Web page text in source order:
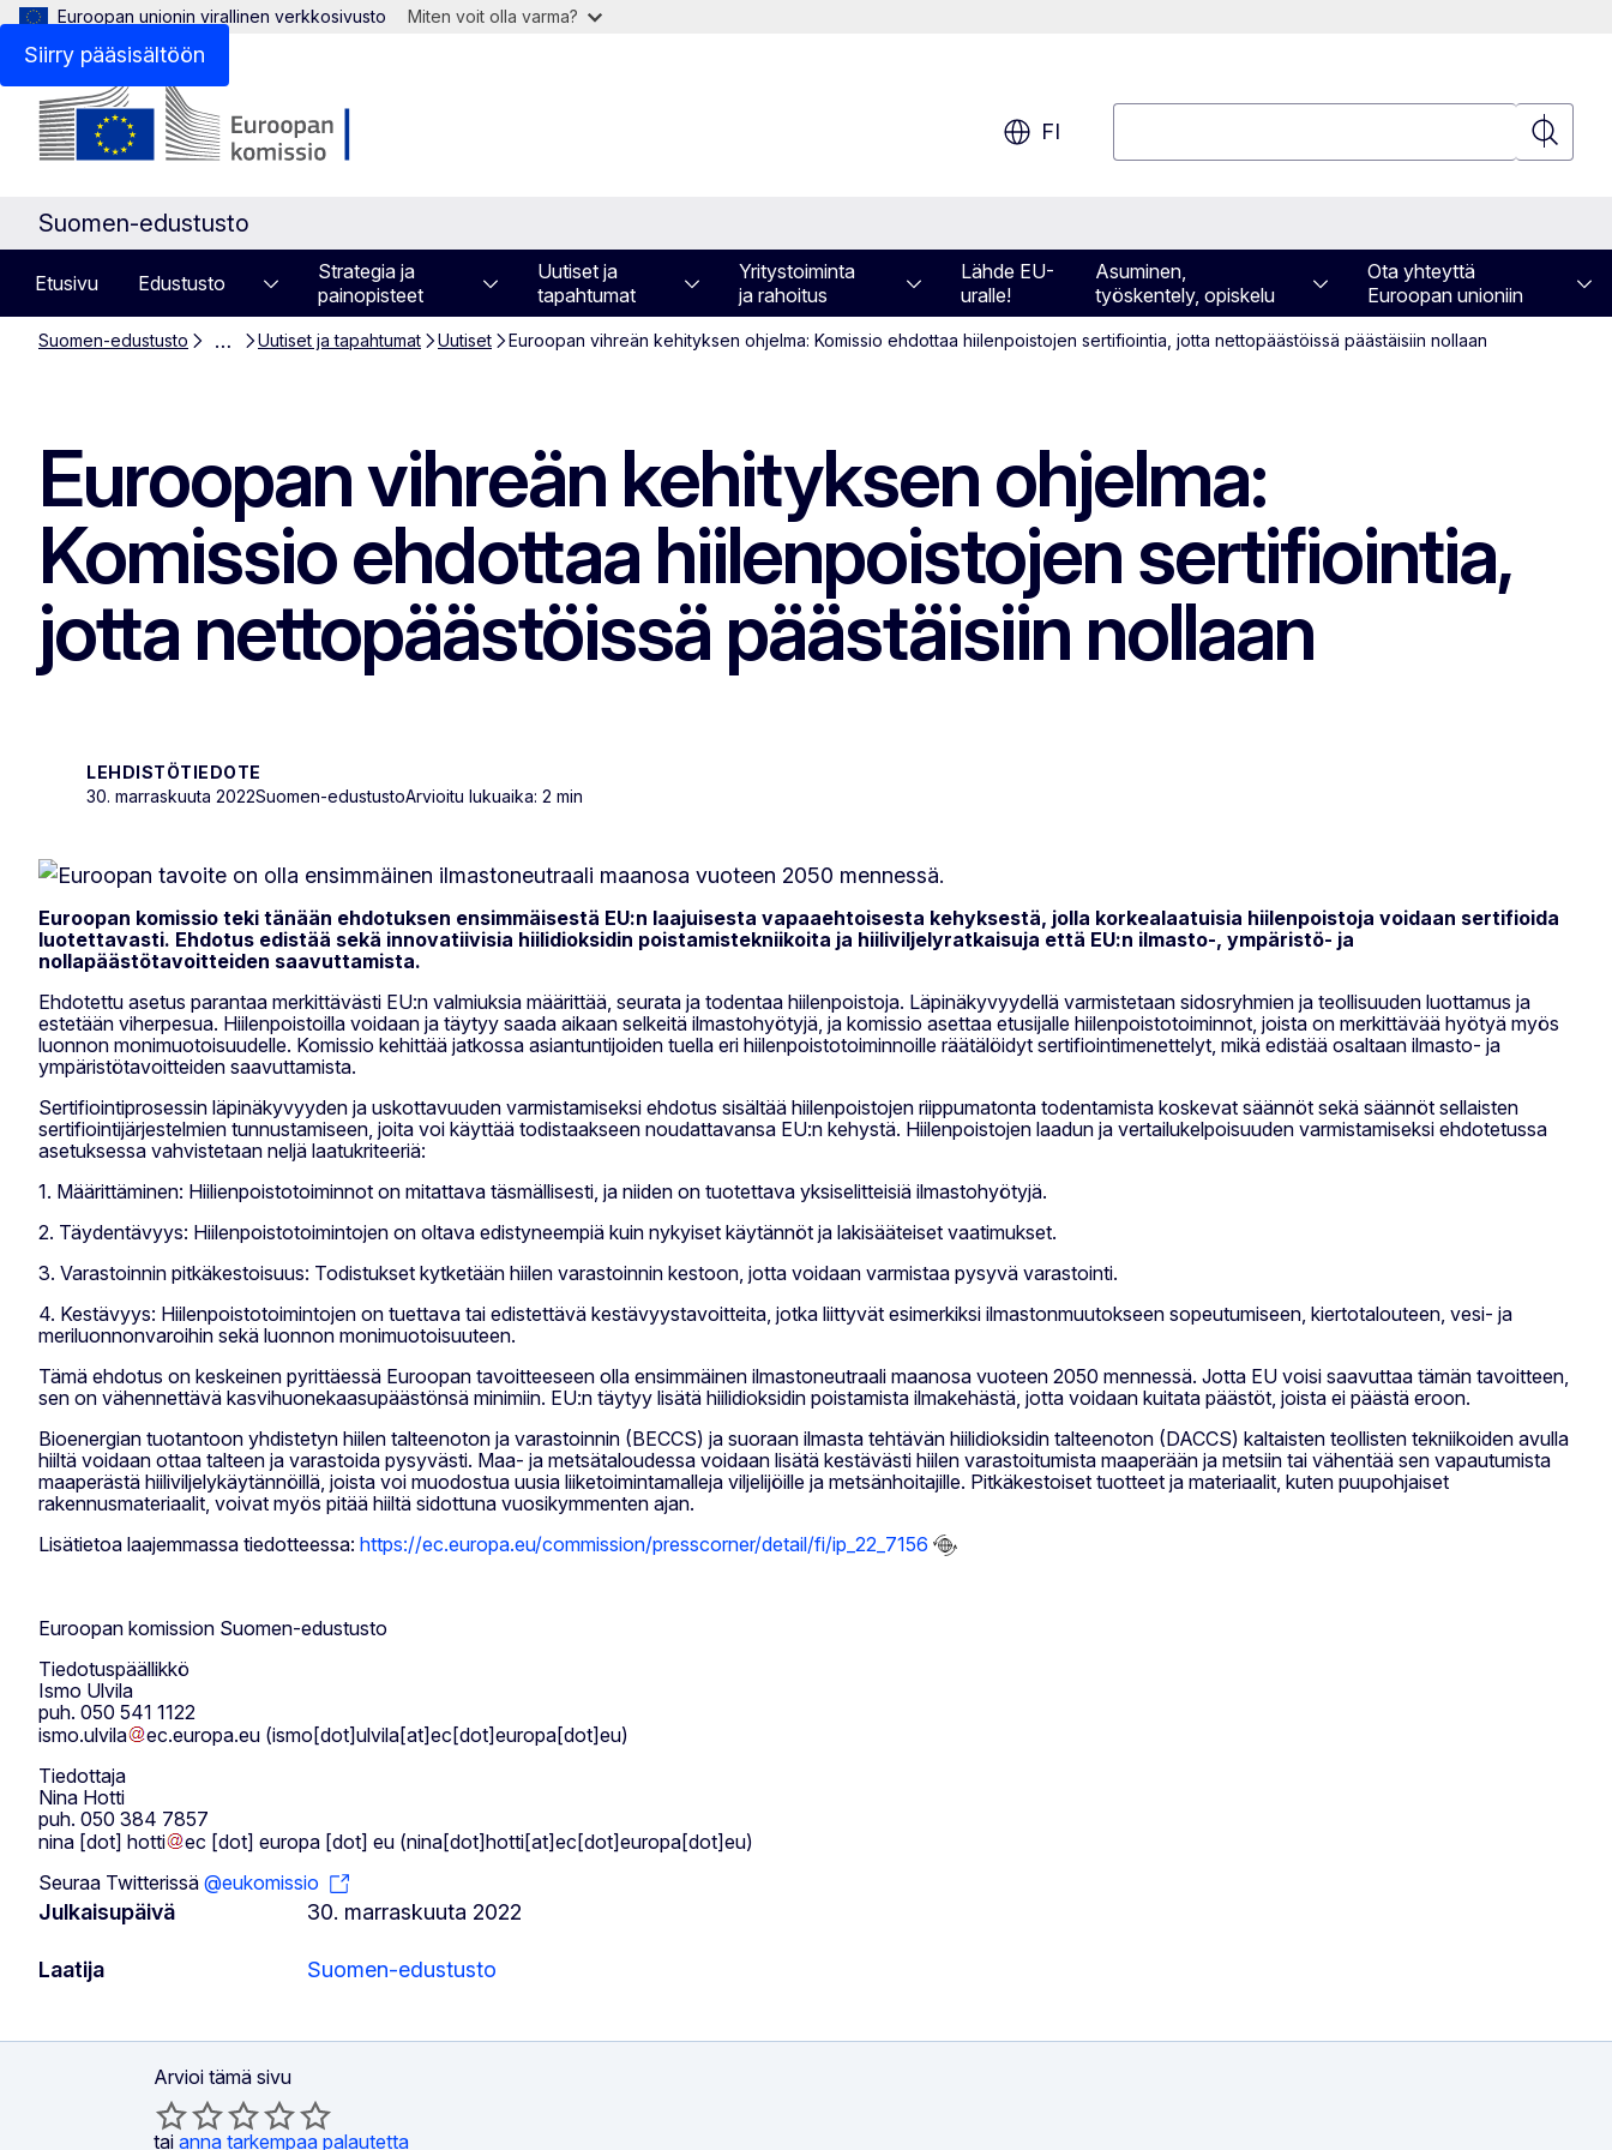
Siirry pääsisältöön
Euroopan unionin virallinen verkkosivusto Miten voit olla varma?
FI
Hae
Suomen-edustusto
Etusivu Edustusto
Strategia ja
painopisteet
Uutiset ja
tapahtumat
Yritystoiminta
ja rahoitus
Lähde EU-
uralle!
Asuminen,
työskentely, opiskelu
Ota yhteyttä
Euroopan unioniin
Suomen-edustusto … Uutiset ja tapahtumat Uutiset ​​​​​​​Euroopan vihreän kehityksen ohjelma: Komissio ehdottaa hiilenpoistojen sertifiointia, jotta nettopäästöissä päästäisiin nollaan
​​​​​​​Euroopan vihreän kehityksen ohjelma:
Komissio ehdottaa hiilenpoistojen sertifiointia,
jotta nettopäästöissä päästäisiin nollaan
LEHDISTÖTIEDOTE
30. marraskuuta 2022Suomen-edustustoArvioitu lukuaika: 2 min
Euroopan komissio teki tänään ehdotuksen ensimmäisestä EU:n laajuisesta vapaaehtoisesta kehyksestä, jolla korkealaatuisia hiilenpoistoja voidaan sertifioida
luotettavasti. Ehdotus edistää sekä innovatiivisia hiilidioksidin poistamistekniikoita ja hiiliviljelyratkaisuja että EU:n ilmasto-, ympäristö- ja
nollapäästötavoitteiden saavuttamista.
Ehdotettu asetus parantaa merkittävästi EU:n valmiuksia määrittää, seurata ja todentaa hiilenpoistoja. Läpinäkyvyydellä varmistetaan sidosryhmien ja teollisuuden luottamus ja
estetään viherpesua. Hiilenpoistoilla voidaan ja täytyy saada aikaan selkeitä ilmastohyötyjä, ja komissio asettaa etusijalle hiilenpoistotoiminnot, joista on merkittävää hyötyä myös
luonnon monimuotoisuudelle. Komissio kehittää jatkossa asiantuntijoiden tuella eri hiilenpoistotoiminnoille räätälöidyt sertifiointimenettelyt, mikä edistää osaltaan ilmasto- ja
ympäristötavoitteiden saavuttamista.
Sertifiointiprosessin läpinäkyvyyden ja uskottavuuden varmistamiseksi ehdotus sisältää hiilenpoistojen riippumatonta todentamista koskevat säännöt sekä säännöt sellaisten
sertifiointijärjestelmien tunnustamiseen, joita voi käyttää todistaakseen noudattavansa EU:n kehystä. Hiilenpoistojen laadun ja vertailukelpoisuuden varmistamiseksi ehdotetussa
asetuksessa vahvistetaan neljä laatukriteeriä:
1. Määrittäminen: Hiilienpoistotoiminnot on mitattava täsmällisesti, ja niiden on tuotettava yksiselitteisiä ilmastohyötyjä.
2. Täydentävyys: Hiilenpoistotoimintojen on oltava edistyneempiä kuin nykyiset käytännöt ja lakisääteiset vaatimukset.
3. Varastoinnin pitkäkestoisuus: Todistukset kytketään hiilen varastoinnin kestoon, jotta voidaan varmistaa pysyvä varastointi.
4. Kestävyys: Hiilenpoistotoimintojen on tuettava tai edistettävä kestävyystavoitteita, jotka liittyvät esimerkiksi ilmastonmuutokseen sopeutumiseen, kiertotalouteen, vesi- ja
meriluonnonvaroihin sekä luonnon monimuotoisuuteen.
Tämä ehdotus on keskeinen pyrittäessä Euroopan tavoitteeseen olla ensimmäinen ilmastoneutraali maanosa vuoteen 2050 mennessä. Jotta EU voisi saavuttaa tämän tavoitteen,
sen on vähennettävä kasvihuonekaasupäästönsä minimiin. EU:n täytyy lisätä hiilidioksidin poistamista ilmakehästä, jotta voidaan kuitata päästöt, joista ei päästä eroon.
Bioenergian tuotantoon yhdistetyn hiilen talteenoton ja varastoinnin (BECCS) ja suoraan ilmasta tehtävän hiilidioksidin talteenoton (DACCS) kaltaisten teollisten tekniikoiden avulla
hiiltä voidaan ottaa talteen ja varastoida pysyvästi. Maa- ja metsätaloudessa voidaan lisätä kestävästi hiilen varastoitumista maaperään ja metsiin tai vähentää sen vapautumista
maaperästä hiiliviljelykäytännöillä, joista voi muodostua uusia liiketoimintamalleja viljelijöille ja metsänhoitajille. Pitkäkestoiset tuotteet ja materiaalit, kuten puupohjaiset
rakennusmateriaalit, voivat myös pitää hiiltä sidottuna vuosikymmenten ajan.
Lisätietoa laajemmassa tiedotteessa: https://ec.europa.eu/commission/presscorner/detail/fi/ip_22_7156
Euroopan komission Suomen-edustusto
Tiedotuspäällikkö
Ismo Ulvila
puh. 050 541 1122
ismo.ulvila ec.europa.eu (ismo[dot]ulvila[at]ec[dot]europa[dot]eu)
Tiedottaja
Nina Hotti
puh. 050 384 7857
nina [dot] hotti ec [dot] europa [dot] eu (nina[dot]hotti[at]ec[dot]europa[dot]eu)
Seuraa Twitterissä @eukomissio
Julkaisupäivä 30. marraskuuta 2022
Laatija Suomen-edustusto
Arvioi tämä sivu
tai anna tarkempaa palautetta